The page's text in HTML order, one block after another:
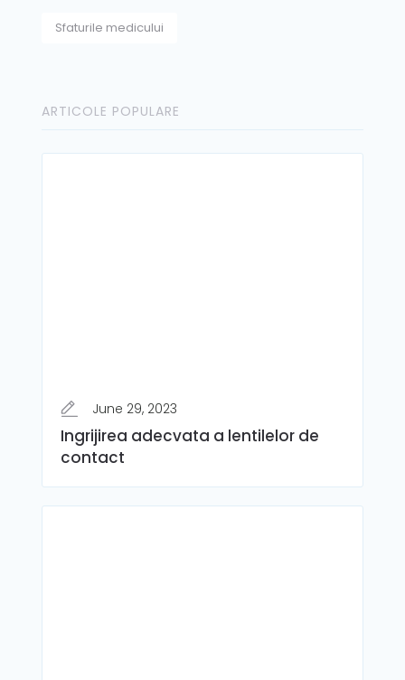
Sfaturile medicului
ARTICOLE POPULARE
June 29, 2023
Ingrijirea adecvata a lentilelor de
contact